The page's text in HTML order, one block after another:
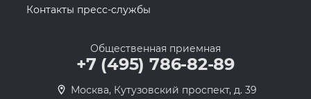
Контакты пресс-службы
Общественная приемная
+7 (495) 786-82-89
Москва, Кутузовский проспект, д. 39